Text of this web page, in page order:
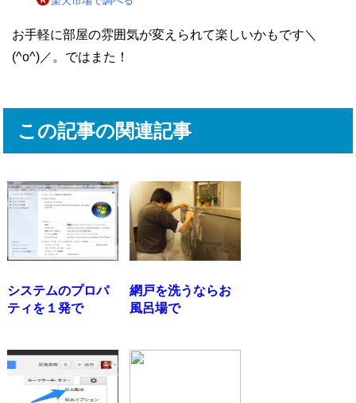
お手軽に部屋の雰囲気が変えられて楽しいかもです＼
(^o^)／。ではまた！
この記事の関連記事
システムのプロパ
ティを１発で
網戸を洗うならお
風呂場で